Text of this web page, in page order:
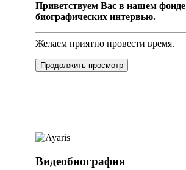
Приветствуем Вас в нашем фонде
биографических интервью.
Желаем приятно провести время.
Продолжить просмотр
Видеобиография